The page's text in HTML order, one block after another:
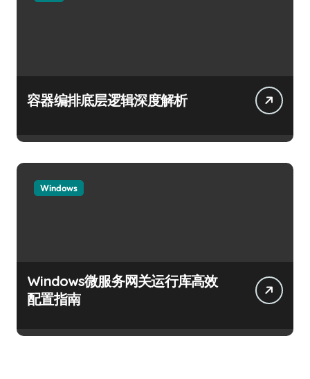
容器编排底层逻辑深度解析
Windows
Windows微服务网关运行库高效
配置指南